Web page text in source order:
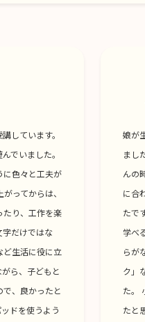
しています。
でいました。
に色々と工夫が
ってからは、
たり、工作を楽
字だけではな
ど生活に役に立
ら、子どもと
、良かったと
ドを使うよう
娘が
まし
んの
に合
たで
学べ
らが
ク」
た。
たと